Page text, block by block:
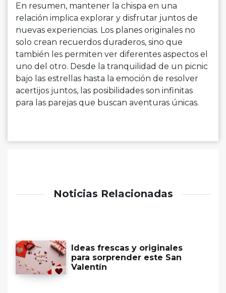
En resumen, mantener la chispa en una
relación implica explorar y disfrutar juntos de
nuevas experiencias. Los planes originales no
solo crean recuerdos duraderos, sino que
también les permiten ver diferentes aspectos el
uno del otro. Desde la tranquilidad de un picnic
bajo las estrellas hasta la emoción de resolver
acertijos juntos, las posibilidades son infinitas
para las parejas que buscan aventuras únicas.
Noticias Relacionadas
Ideas frescas y originales
para sorprender este San
Valentín